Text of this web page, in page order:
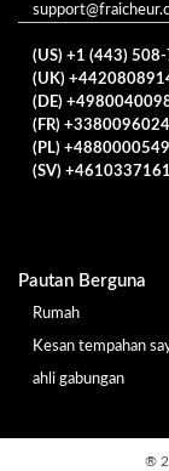
(US) +1 (443)
(UK)
(DE)
(FR)
(PL)
(SV)
Pautan Berguna
Rumah
Kesan tempahan
ahli gabungan
®